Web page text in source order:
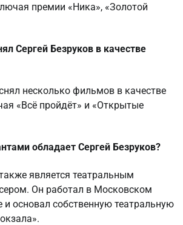
премии «Ника», «Золотой
Сергей Безруков в качестве
несколько фильмов в качестве
«Всё пройдёт» и «Открытые
обладает Сергей Безруков?
является театральным
Он работал в Московском
и основал собственную театральную